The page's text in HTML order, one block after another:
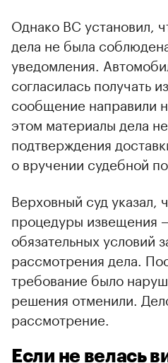
Однако ВС установил,
дела не была
уведомления.
согласилась получать
сообщение направили
этом материалы дела
подтверждения
о вручении судебной
Верховный суд указал,
процедуры извещения
обязательных условий
рассмотрения дела.
требование было
решения отменили.
рассмотрение.
Если не велась